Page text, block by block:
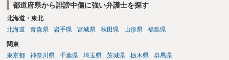
都道府県から誹謗中傷に強い弁護士を探す
北海道・東北
北海道
青森県 岩手県 宮城県 秋田県 山形県 福島県
関東
東京都
神奈川県 千葉県 埼玉県 茨城県 栃木県 群馬県